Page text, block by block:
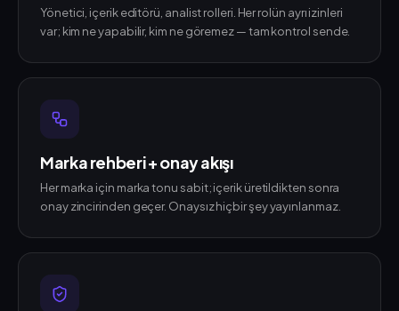
Yönetici, içerik editörü, analist rolleri. Her rolün ayrı izinleri
var; kim ne yapabilir, kim ne göremez — tam kontrol sende.
Marka rehberi + onay akışı
Her marka için marka tonu sabit; içerik üretildikten sonra
onay zincirinden geçer. Onaysız hiçbir şey yayınlanmaz.